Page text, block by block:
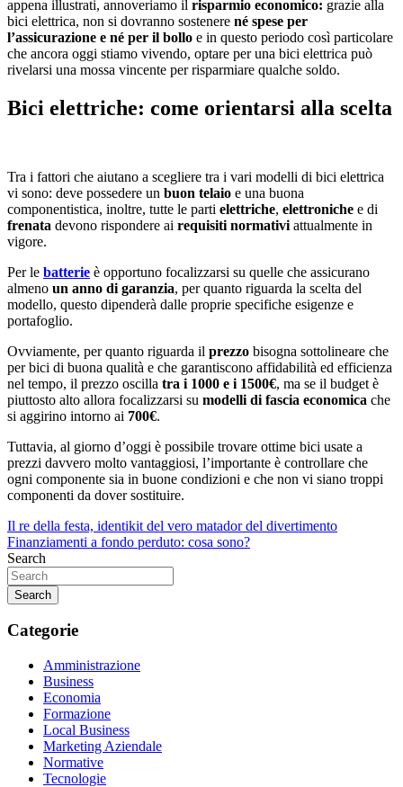
appena illustrati, annoveriamo il risparmio economico: grazie alla
bici elettrica, non si dovranno sostenere né spese per
l’assicurazione e né per il bollo e in questo periodo così particolare
che ancora oggi stiamo vivendo, optare per una bici elettrica può
rivelarsi una mossa vincente per risparmiare qualche soldo.
Bici elettriche: come orientarsi alla scelta
Tra i fattori che aiutano a scegliere tra i vari modelli di bici elettrica
vi sono: deve possedere un buon telaio e una buona
componentistica, inoltre, tutte le parti elettriche, elettroniche e di
frenata devono rispondere ai requisiti normativi attualmente in
vigore.
Per le batterie è opportuno focalizzarsi su quelle che assicurano
almeno un anno di garanzia, per quanto riguarda la scelta del
modello, questo dipenderà dalle proprie specifiche esigenze e
portafoglio.
Ovviamente, per quanto riguarda il prezzo bisogna sottolineare che
per bici di buona qualità e che garantiscono affidabilità ed efficienza
nel tempo, il prezzo oscilla tra i 1000 e i 1500€, ma se il budget è
piuttosto alto allora focalizzarsi su modelli di fascia economica che
si aggirino intorno ai 700€.
Tuttavia, al giorno d’oggi è possibile trovare ottime bici usate a
prezzi davvero molto vantaggiosi, l’importante è controllare che
ogni componente sia in buone condizioni e che non vi siano troppi
componenti da dover sostituire.
Navigazione
articoli
Il re della festa, identikit del vero matador del divertimento
Finanziamenti a fondo perduto: cosa sono?
Search
Search
Categorie
Amministrazione
Business
Economia
Formazione
Local Business
Marketing Aziendale
Normative
Tecnologie